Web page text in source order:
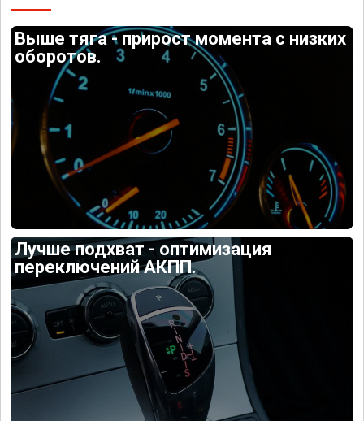
Выше тяга - прирост момента с низких
оборотов.
Лучше подхват - оптимизация
переключений АКПП.